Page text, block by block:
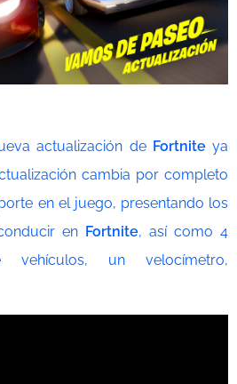
actualización de Fortnite ya
cambia por completo
en el juego, presentando los
en Fortnite, así como 4
vehículos, un velocímetro,